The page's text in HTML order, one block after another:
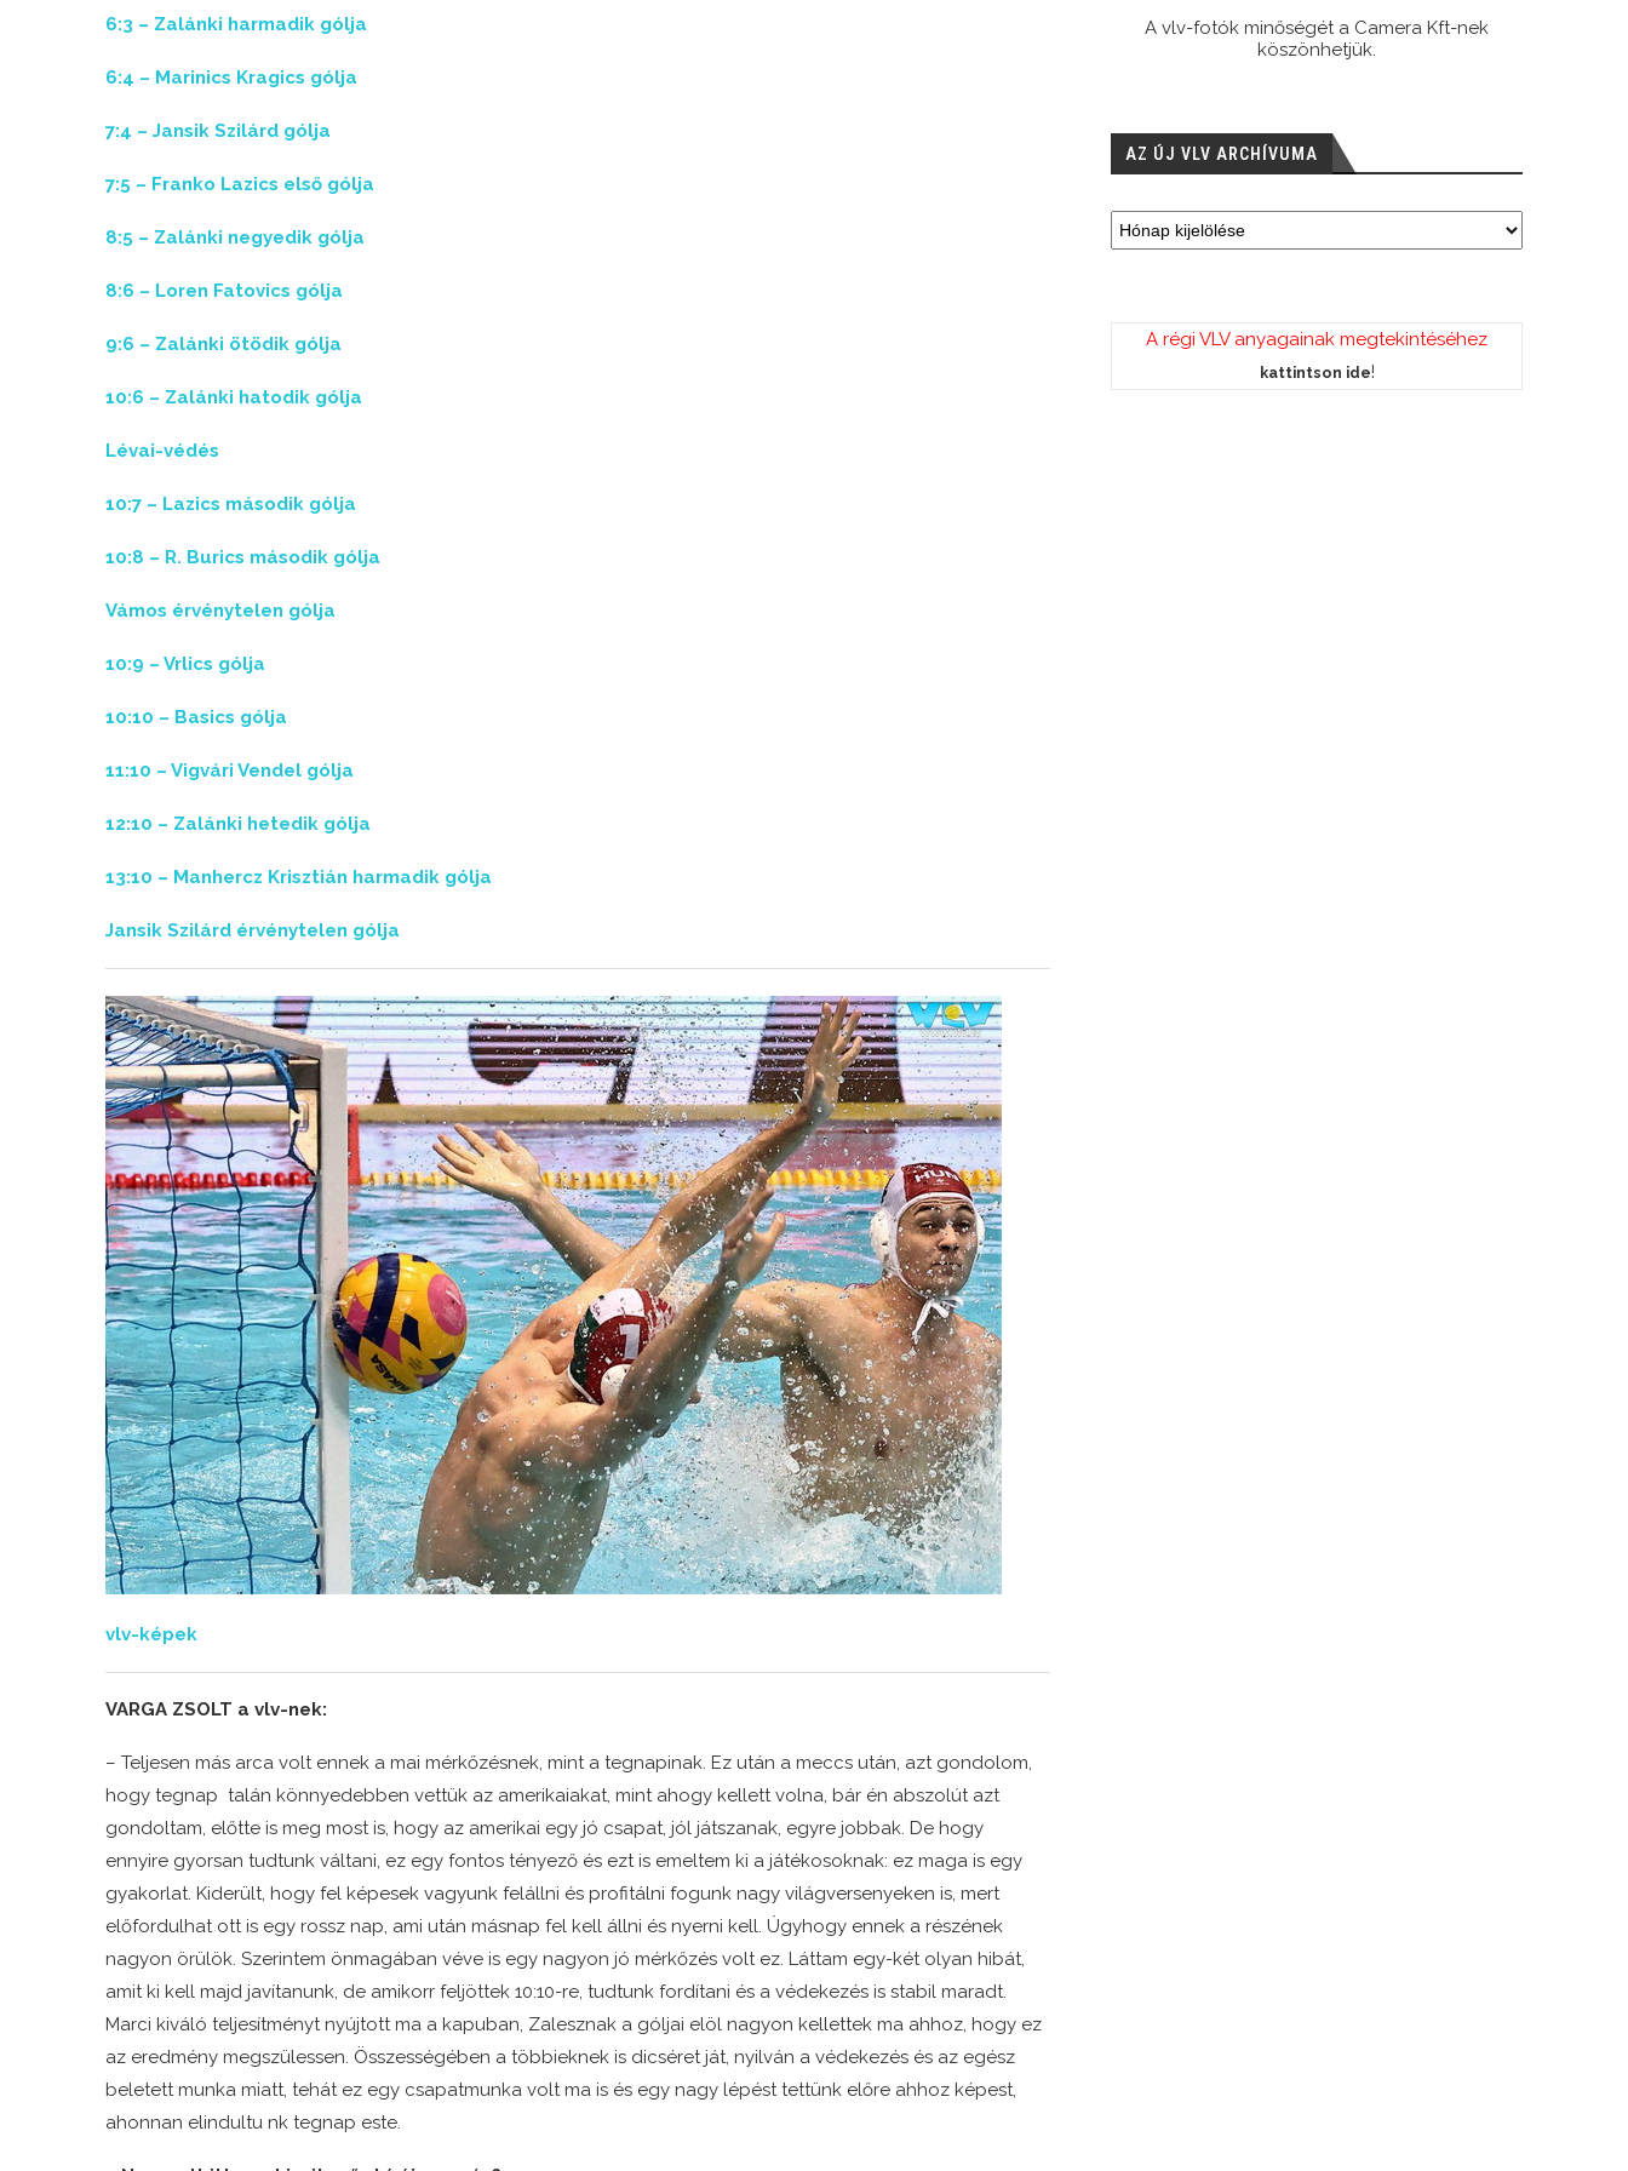
6:3 – Zalánki harmadik gólja
6:4 – Marinics Kragics gólja
7:4 – Jansik Szilárd gólja
7:5 – Franko Lazics első gólja
8:5 – Zalánki negyedik gólja
8:6 – Loren Fatovics gólja
9:6 – Zalánki ötödik gólja
10:6 – Zalánki hatodik gólja
Lévai-védés
10:7 – Lazics második gólja
10:8 – R. Burics második gólja
Vámos érvénytelen gólja
10:9 – Vrlics gólja
10:10 – Basics gólja
11:10 – Vigvári Vendel gólja
12:10 – Zalánki hetedik gólja
13:10 – Manhercz Krisztián harmadik gólja
Jansik Szilárd érvénytelen gólja
vlv-képek
VARGA ZSOLT a vlv-nek:
– Teljesen más arca volt ennek a mai mérkőzésnek, mint a tegnapinak. Ez után a meccs után, azt gondolom,
hogy tegnap talán könnyedebben vettük az amerikaiakat, mint ahogy kellett volna, bár én abszolút azt
gondoltam, előtte is meg most is, hogy az amerikai egy jó csapat, jól játszanak, egyre jobbak. De hogy
ennyire gyorsan tudtunk váltani, ez egy fontos tényező és ezt is emeltem ki a játékosoknak: ez maga is egy
gyakorlat. Kiderült, hogy fel képesek vagyunk felállni és profitálni fogunk nagy világversenyeken is, mert
előfordulhat ott is egy rossz nap, ami után másnap fel kell állni és nyerni kell. Úgyhogy ennek a részének
nagyon örülök. Szerintem önmagában véve is egy nagyon jó mérkőzés volt ez. Láttam egy-két olyan hibát,
amit ki kell majd javítanunk, de amikorr feljöttek 10:10-re, tudtunk fordítani és a védekezés is stabil maradt.
Marci kiváló teljesítményt nyújtott ma a kapuban, Zalesznak a góljai elöl nagyon kellettek ma ahhoz, hogy ez
az eredmény megszülessen. Összességében a többieknek is dicséret ját, nyilván a védekezés és az egész
beletett munka miatt, tehát ez egy csapatmunka volt ma is és egy nagy lépést tettünk előre ahhoz képest,
ahonnan elindultu nk tegnap este.
A vlv-fotók minőségét a Camera Kft-nek
köszönhetjük.
AZ ÚJ VLV ARCHÍVUMA
A régi VLV anyagainak megtekintéséhez
kattintson ide!